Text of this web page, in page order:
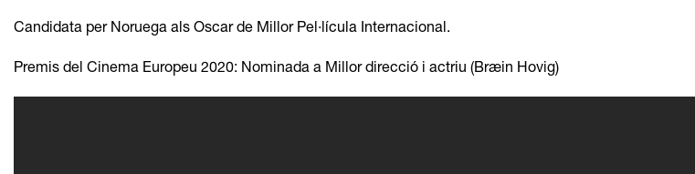
Candidata per Noruega als Oscar de Millor Pel·lícula Internacional.
Premis del Cinema Europeu 2020: Nominada a Millor direcció i actriu (Bræin Hovig)